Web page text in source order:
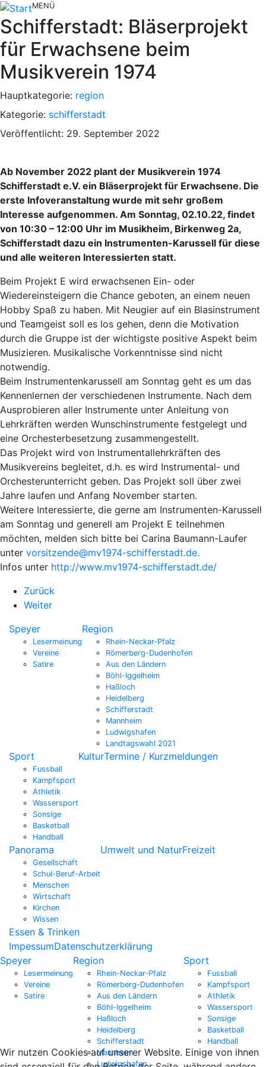
MENÜ
Schifferstadt: Bläserprojekt
für Erwachsene beim
Musikverein 1974
Hauptkategorie: region
Kategorie: schifferstadt
Veröffentlicht: 29. September 2022
Ab November 2022 plant der Musikverein 1974
Schifferstadt e.V. ein Bläserprojekt für Erwachsene. Die
erste Infoveranstaltung wurde mit sehr großem
Interesse aufgenommen. Am Sonntag, 02.10.22, findet
von 10:30 – 12:00 Uhr im Musikheim, Birkenweg 2a,
Schifferstadt dazu ein Instrumenten-Karussell für diese
und alle weiteren Interessierten statt.
Beim Projekt E wird erwachsenen Ein- oder
Wiedereinsteigern die Chance geboten, an einem neuen
Hobby Spaß zu haben. Mit Neugier auf ein Blasinstrument
und Teamgeist soll es los gehen, denn die Motivation
durch die Gruppe ist der wichtigste positive Aspekt beim
Musizieren. Musikalische Vorkenntnisse sind nicht
notwendig.
Beim Instrumentenkarussell am Sonntag geht es um das
Kennenlernen der verschiedenen Instrumente. Nach dem
Ausprobieren aller Instrumente unter Anleitung von
Lehrkräften werden Wunschinstrumente festgelegt und
eine Orchesterbesetzung zusammengestellt.
Das Projekt wird von Instrumentallehrkräften des
Musikvereins begleitet, d.h. es wird Instrumental- und
Orchesterunterricht geben. Das Projekt soll über zwei
Jahre laufen und Anfang November starten.
Weitere Interessierte, die gerne am Instrumenten-Karussell
am Sonntag und generell am Projekt E teilnehmen
möchten, melden sich bitte bei Carina Baumann-Laufer
unter vorsitzende@mv1974-schifferstadt.de.
Infos unter http://www.mv1974-schifferstadt.de/
Zurück
Weiter
Speyer
Lesermeinung
Vereine
Satire
Region
Rhein-Neckar-Pfalz
Römerberg-Dudenhofen
Aus den Ländern
Böhl-Iggelheim
Haßloch
Heidelberg
Schifferstadt
Mannheim
Ludwigshafen
Landtagswahl 2021
Sport
Fussball
Kampfsport
Athletik
Wassersport
Sonsige
Basketball
Handball
KulturTermine / Kurzmeldungen
Panorama
Gesellschaft
Schul-Beruf-Arbeit
Menschen
Wirtschaft
Kirchen
Wissen
Umwelt und NaturFreizeit
Essen & Trinken
ImpessumDatenschutzerklärung
Speyer
Lesermeinung
Vereine
Satire
Region
Rhein-Neckar-Pfalz
Römerberg-Dudenhofen
Aus den Ländern
Böhl-Iggelheim
Haßloch
Heidelberg
Schifferstadt
Mannheim
Ludwigshafen
Sport
Fussball
Kampfsport
Athletik
Wassersport
Sonsige
Basketball
Handball
Wir nutzen Cookies auf unserer Website. Einige von ihnen